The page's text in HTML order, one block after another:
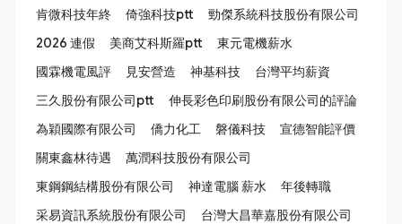
肯微科技年終
倚強科技ptt
勁傑系統科技股份有限公司
2026 連假
美商艾科斯羅ptt
東元電機薪水
國霖機電風評
見安營造 神基科技
台灣平均薪資
三久股份有限公司ptt
伸長彩色印刷股份有限公司的評論
為穎國際有限公司
僑力化工 磐儀科技
宣德智能評價
關東鑫林待遇
萬潤科技股份有限公司
東鋼鋼結構股份有限公司
神達電腦 薪水
年後轉職
采易資訊系統股份有限公司
台灣大昌華嘉股份有限公司